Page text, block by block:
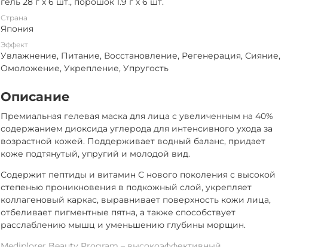
Страна
Япония
Эффект
Увлажнение, Питание, Восстановление, Регенерация, Сияние,
Омоложение, Укрепление, Упругость
Описание
Премиальная гелевая маска для лица с увеличенным на 40%
содержанием диоксида углерода для интенсивного ухода за
возрастной кожей. Поддерживает водный баланс, придает
коже подтянутый, упругий и молодой вид.
Содержит пептиды и витамин С нового поколения с высокой
степенью проникновения в подкожный слой, укрепляет
коллагеновый каркас, выравнивает поверхность кожи лица,
отбеливает пигментные пятна, а также способствует
расслаблению мышц и уменьшению глубины морщин.